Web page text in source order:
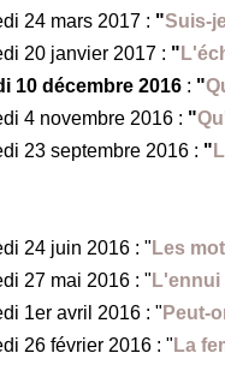
24 mars 2017 : "Suis-
20 janvier 2017 : "
10 décembre 2016 : "
4 novembre 2016 : "
23 septembre 2016 : "
24 juin 2016 : " Les
27 mai 2016 : " L'ennui
1er avril 2016 : " Peut-
26 février 2016 : " La